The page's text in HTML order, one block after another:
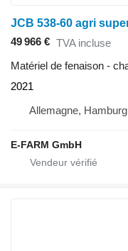
JCB 538-60 agri
49 966 € TVA incluse
Matériel de fenaison -
2021
Allemagne, Hamburg
E-FARM GmbH